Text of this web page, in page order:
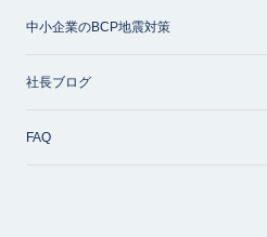
中小企業のBCP地震対策
社長ブログ
FAQ